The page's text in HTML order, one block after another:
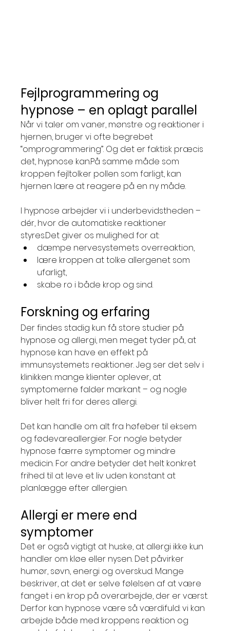
Fejlprogrammering og
hypnose – en oplagt parallel
Når vi taler om vaner, mønstre og reaktioner i
hjernen, bruger vi ofte begrebet
“omprogrammering”. Og det er faktisk præcis
det, hypnose kan.På samme måde som
kroppen fejltolker pollen som farligt, kan
hjernen lære at reagere på en ny måde.
I hypnose arbejder vi i underbevidstheden –
dér, hvor de automatiske reaktioner
styres.Det giver os mulighed for at:
dæmpe nervesystemets overreaktion,
lære kroppen at tolke allergenet som
ufarligt,
skabe ro i både krop og sind.
Forskning og erfaring
Der findes stadig kun få store studier på
hypnose og allergi, men meget tyder på, at
hypnose kan have en effekt på
immunsystemets reaktioner. Jeg ser det selv i
klinikken: mange klienter oplever, at
symptomerne falder markant – og nogle
bliver helt fri for deres allergi.
Det kan handle om alt fra høfeber til eksem
og fødevareallergier. For nogle betyder
hypnose færre symptomer og mindre
medicin. For andre betyder det helt konkret
frihed til at leve et liv uden konstant at
planlægge efter allergien.
Allergi er mere end
symptomer
Det er også vigtigt at huske, at allergi ikke kun
handler om kløe eller nysen. Det påvirker
humør, søvn, energi og overskud. Mange
beskriver, at det er selve følelsen af at være
fanget i en krop på overarbejde, der er værst.
Derfor kan hypnose være så værdifuld: vi kan
arbejde både med kroppens reaktion og